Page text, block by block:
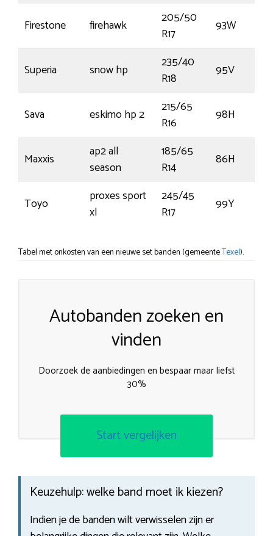
Firestone firehawk
205/50
R17
93W
Superia snow hp
235/40
R18
95V
Sava eskimo hp 2
215/65
R16
98H
Maxxis
ap2 all
season
185/65
R14
86H
Toyo
proxes sport
xl
245/45
R17
99Y
Tabel met onkosten van een nieuwe set banden (gemeenteTexel).
Autobanden zoeken en
vinden
Doorzoek de aanbiedingen en bespaar maar liefst
30%
Start vergelijken
Keuzehulp: welke band moet ik kiezen?
Indien je de banden wilt verwisselen zijn er